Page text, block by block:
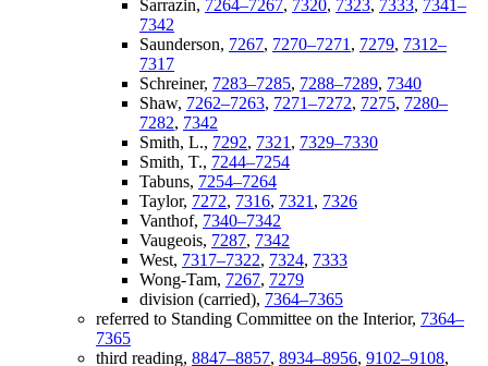
Sarrazin, 7264–7267, 7320, 7323, 7333, 7341–
7342
Saunderson, 7267, 7270–7271, 7279, 7312–
7317
Schreiner, 7283–7285, 7288–7289, 7340
Shaw, 7262–7263, 7271–7272, 7275, 7280–
7282, 7342
Smith, L., 7292, 7321, 7329–7330
Smith, T., 7244–7254
Tabuns, 7254–7264
Taylor, 7272, 7316, 7321, 7326
Vanthof, 7340–7342
Vaugeois, 7287, 7342
West, 7317–7322, 7324, 7333
Wong-Tam, 7267, 7279
division (carried), 7364–7365
referred to Standing Committee on the Interior, 7364–
7365
third reading, 8847–8857, 8934–8956, 9102–9108,